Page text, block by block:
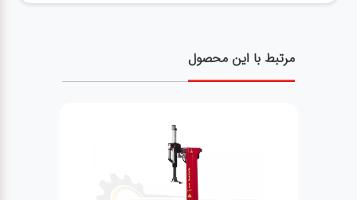
مرتبط با این محصول